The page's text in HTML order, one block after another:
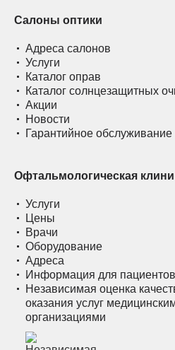
Салоны оптики
Адреса салонов
Услуги
Каталог оправ
Каталог солнцезащитных
Акции
Новости
Гарантийное обслуживание
Офтальмологическая
Услуги
Цены
Врачи
Оборудование
Адреса
Информация для пациентов
Независимая оценка
оказания услуг
организациями